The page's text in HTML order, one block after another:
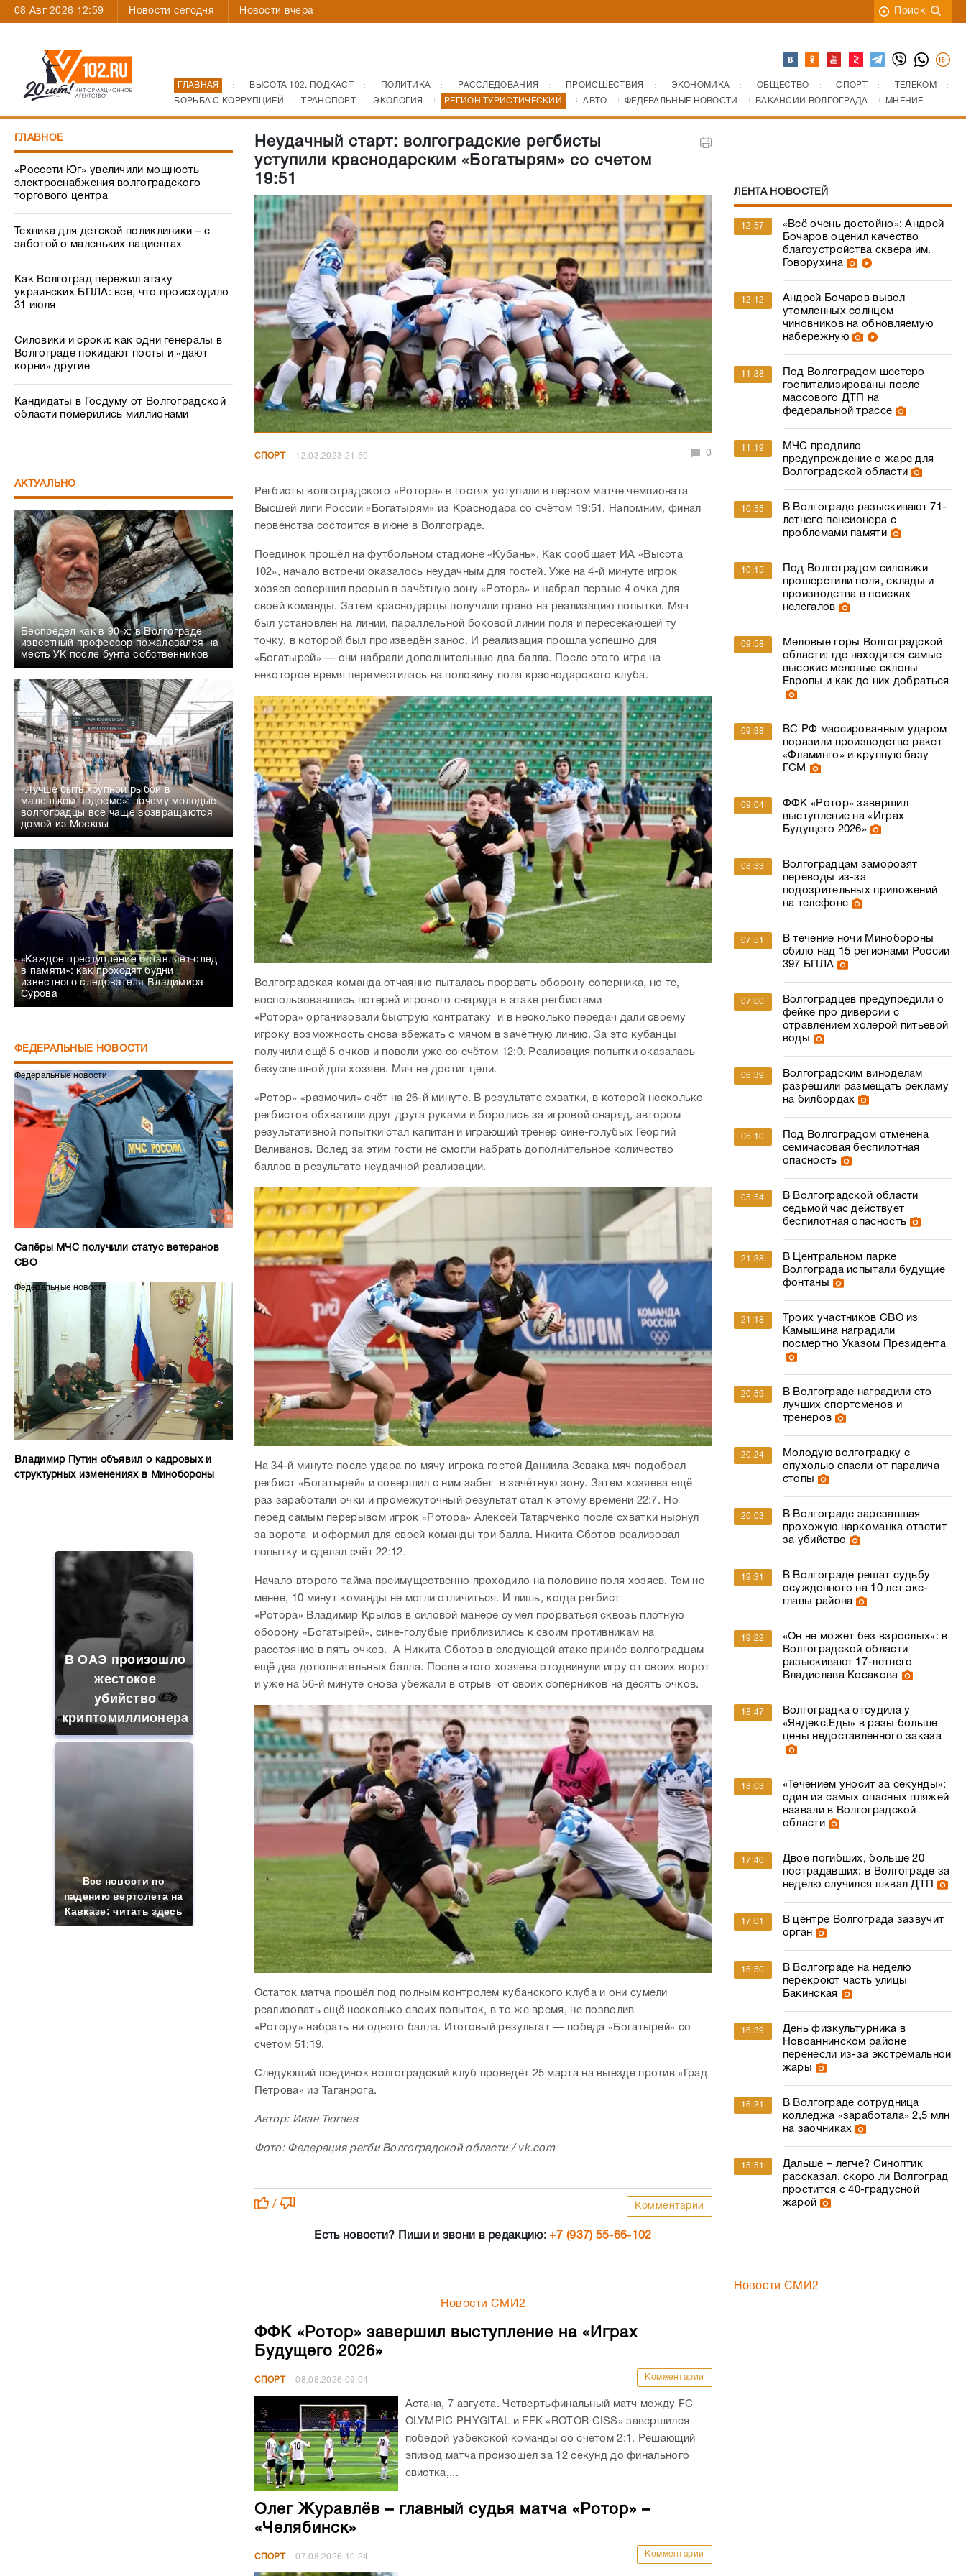
08 Авг 2026 12:59 Новости сегодня Новости вчера Поиск
ГЛАВНАЯ ВЫСОТА 102. ПОДКАСТ ПОЛИТИКА РАССЛЕДОВАНИЯ ПРОИСШЕСТВИЯ ЭКОНОМИКА ОБЩЕСТВО СПОРТ
ТЕЛЕКОМ
БОРЬБА С КОРРУПЦИЕЙ
ТРАНСПОРТ ЭКОЛОГИЯ РЕГИОН ТУРИСТИЧЕСКИЙ АВТО ФЕДЕРАЛЬНЫЕ НОВОСТИ ВАКАНСИИ ВОЛГОГРАДА МНЕНИЕ
ГЛАВНОЕ
«Россети Юг» увеличили мощность
электроснабжения волгоградского
торгового центра
Техника для детской поликлиники – с
заботой о маленьких пациентах
Как Волгоград пережил атаку
украинских БПЛА: все, что происходило
31 июля
Силовики и сроки: как одни генералы в
Волгограде покидают посты и «дают
корни» другие
Кандидаты в Госдуму от Волгоградской
области померились миллионами
АКТУАЛЬНО
Беспредел как в 90-х: в Волгограде
известный профессор пожаловался на
месть УК после бунта собственников
«Лучше быть крупной рыбой в
маленьком водоеме»: почему молодые
волгоградцы все чаще возвращаются
домой из Москвы
«Каждое преступление оставляет след
в памяти»: как проходят будни
известного следователя Владимира
Сурова
ФЕДЕРАЛЬНЫЕ НОВОСТИ
Федеральные новости
Сапёры МЧС получили статус ветеранов
СВО
Федеральные новости
Владимир Путин объявил о кадровых и
структурных изменениях в Минобороны
В ОАЭ произошло
жестокое
убийство
криптомиллионера
Все новости по
падению вертолета на
Кавказе: читать здесь
Неудачный старт: волгоградские регбисты
уступили краснодарским «Богатырям» со счетом
19:51
СПОРТ 12.03.2023 21:50 0
Регбисты волгоградского «Ротора» в гостях уступили в первом матче чемпионата
Высшей лиги России «Богатырям» из Краснодара со счётом 19:51. Напомним, финал
первенства состоится в июне в Волгограде.
Поединок прошёл на футбольном стадионе «Кубань». Как сообщает ИА «Высота
102», начало встречи оказалось неудачным для гостей. Уже на 4-й минуте игрок
хозяев совершил прорыв в зачётную зону «Ротора» и набрал первые 4 очка для
своей команды. Затем краснодарцы получили право на реализацию попытки. Мяч
был установлен на линии, параллельной боковой линии поля и пересекающей ту
точку, в которой был произведён занос. И реализация прошла успешно для
«Богатырей» — они набрали дополнительные два балла. После этого игра на
некоторое время переместилась на половину поля краснодарского клуба.
Волгоградская команда отчаянно пыталась прорвать оборону соперника, но те,
воспользовавшись потерей игрового снаряда в атаке регбистами
«Ротора» организовали быструю контратаку и в несколько передач дали своему
игроку возможность снова вбежать с мячом в зачётную линию. За это кубанцы
получили ещё 5 очков и повели уже со счётом 12:0. Реализация попытки оказалась
безуспешной для хозяев. Мяч не достиг цели.
«Ротор» «размочил» счёт на 26-й минуте. В результате схватки, в которой несколько
регбистов обхватили друг друга руками и боролись за игровой снаряд, автором
результативной попытки стал капитан и играющий тренер сине-голубых Георгий
Веливанов. Вслед за этим гости не смогли набрать дополнительное количество
баллов в результате неудачной реализации.
На 34-й минуте после удара по мячу игрока гостей Даниила Зевака мяч подобрал
регбист «Богатырей» и совершил с ним забег в зачётную зону. Затем хозяева ещё
раз заработали очки и промежуточный результат стал к этому времени 22:7. Но
перед самым перерывом игрок «Ротора» Алексей Татарченко после схватки нырнул
за ворота и оформил для своей команды три балла. Никита Сботов реализовал
попытку и сделал счёт 22:12.
Начало второго тайма преимущественно проходило на половине поля хозяев. Тем не
менее, 10 минут команды не могли отличиться. И лишь, когда регбист
«Ротора» Владимир Крылов в силовой манере сумел прорваться сквозь плотную
оборону «Богатырей», сине-голубые приблизились к своим противникам на
расстояние в пять очков. А Никита Сботов в следующей атаке принёс волгоградцам
ещё два дополнительных балла. После этого хозяева отодвинули игру от своих ворот
и уже на 56-й минуте снова убежали в отрыв от своих соперников на десять очков.
Остаток матча прошёл под полным контролем кубанского клуба и они сумели
реализовать ещё несколько своих попыток, в то же время, не позволив
«Ротору» набрать ни одного балла. Итоговый результат — победа «Богатырей» со
счетом 51:19.
Следующий поединок волгоградский клуб проведёт 25 марта на выезде против «Град
Петрова» из Таганрога.
Автор: Иван Тюгаев
Фото: Федерация регби Волгоградской области / vk.com
/ Комментарии
Есть новости? Пиши и звони в редакцию:+7 (937) 55-66-102
Новости СМИ2
ФФК «Ротор» завершил выступление на «Играх
Будущего 2026»
СПОРТ 08.08.2026 09:04 Комментарии
Астана, 7 августа. Четвертьфинальный матч между FC
OLYMPIC PHYGITAL и FFK «ROTOR CISS» завершился
победой узбекской команды со счетом 2:1. Решающий
эпизод матча произошел за 12 секунд до финального
свистка,...
Олег Журавлёв – главный судья матча «Ротор» –
«Челябинск»
СПОРТ 07.08.2026 10:24 Комментарии
ЛЕНТА НОВОСТЕЙ
12:57
«Всё очень достойно»: Андрей
Бочаров оценил качество
благоустройства сквера им.
Говорухина
12:12
Андрей Бочаров вывел
утомленных солнцем
чиновников на обновляемую
набережную
11:38
Под Волгоградом шестеро
госпитализированы после
массового ДТП на
федеральной трассе
11:19
МЧС продлило
предупреждение о жаре для
Волгоградской области
10:55
В Волгограде разыскивают 71-
летнего пенсионера с
проблемами памяти
10:15
Под Волгоградом силовики
прошерстили поля, склады и
производства в поисках
нелегалов
09:58
Меловые горы Волгоградской
области: где находятся самые
высокие меловые склоны
Европы и как до них добраться
09:38
ВС РФ массированным ударом
поразили производство ракет
«Фламинго» и крупную базу
ГСМ
09:04
ФФК «Ротор» завершил
выступление на «Играх
Будущего 2026»
08:33
Волгоградцам заморозят
переводы из-за
подозрительных приложений
на телефоне
07:51
В течение ночи Минобороны
сбило над 15 регионами России
397 БПЛА
07:00
Волгоградцев предупредили о
фейке про диверсии с
отравлением холерой питьевой
воды
06:39
Волгоградским виноделам
разрешили размещать рекламу
на билбордах
06:10
Под Волгоградом отменена
семичасовая беспилотная
опасность
05:54
В Волгоградской области
седьмой час действует
беспилотная опасность
21:38
В Центральном парке
Волгограда испытали будущие
фонтаны
21:18
Троих участников СВО из
Камышина наградили
посмертно Указом Президента
20:59
В Волгограде наградили сто
лучших спортсменов и
тренеров
20:24
Молодую волгоградку с
опухолью спасли от паралича
стопы
20:03
В Волгограде зарезавшая
прохожую наркоманка ответит
за убийство
19:31
В Волгограде решат судьбу
осужденного на 10 лет экс-
главы района
19:22
«Он не может без взрослых»: в
Волгоградской области
разыскивают 17-летнего
Владислава Косакова
18:47
Волгоградка отсудила у
«Яндекс.Еды» в разы больше
цены недоставленного заказа
18:03
«Течением уносит за секунды»:
один из самых опасных пляжей
назвали в Волгоградской
области
17:40
Двое погибших, больше 20
пострадавших: в Волгограде за
неделю случился шквал ДТП
17:01
В центре Волгограда зазвучит
орган
16:50
В Волгограде на неделю
перекроют часть улицы
Бакинская
16:39
День физкультурника в
Новоаннинском районе
перенесли из-за экстремальной
жары
16:31
В Волгограде сотрудница
колледжа «заработала» 2,5 млн
на заочниках
15:51
Дальше – легче? Синоптик
рассказал, скоро ли Волгоград
простится с 40-градусной
жарой
Новости СМИ2